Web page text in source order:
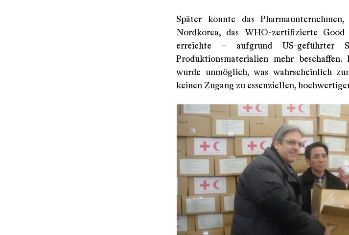
Später konnte das
Nordkorea, das WHO-zertifizierte
erreichte – aufgrund US-geführter
Produktionsmaterialien mehr
wurde unmöglich, was wahrscheinlich
keinen Zugang zu essenziellen,